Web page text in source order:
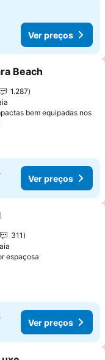
Ver preços
aos favoritos
Beach
1.287
bem equipadas nos
Ver preços
aos favoritos
311
espaçosa
Ver preços